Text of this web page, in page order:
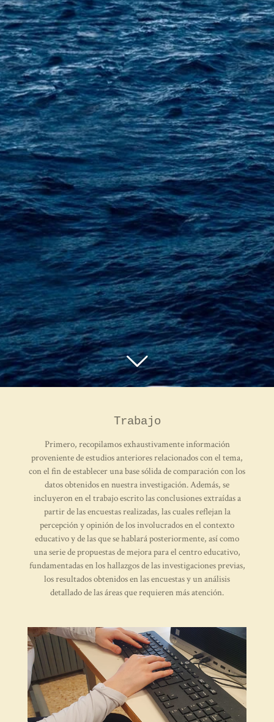
Trabajo
Primero, recopilamos exhaustivamente información
proveniente de estudios anteriores relacionados con el tema,
con el fin de establecer una base sólida de comparación con los
datos obtenidos en nuestra investigación. Además, se
incluyeron en el trabajo escrito las conclusiones extraídas a
partir de las encuestas realizadas, las cuales reflejan la
percepción y opinión de los involucrados en el contexto
educativo y de las que se hablará posteriormente, así como
una serie de propuestas de mejora para el centro educativo,
fundamentadas en los hallazgos de las investigaciones previas,
los resultados obtenidos en las encuestas y un análisis
detallado de las áreas que requieren más atención.